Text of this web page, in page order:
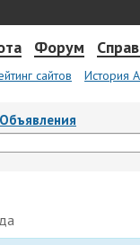
Форум
сайтов История
Объявления